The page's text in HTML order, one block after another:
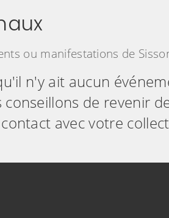
ou manifestations de
n'y ait aucun
conseillons de revenir
avec votre